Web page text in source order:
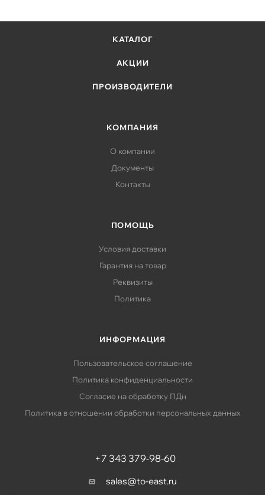
КАТАЛОГ
АКЦИИ
ПРОИЗВОДИТЕЛИ
КОМПАНИЯ
О компании
Документы
Контакты
ПОМОЩЬ
Условия доставки
Гарантия на товар
Реквизиты
Политика
ИНФОРМАЦИЯ
Пользовательское соглашение
Политика конфиденциальности
Согласие на обработку ПДн
Политика в отношении обработки персональных данных
+7 343 379-98-60
sales@to-east.ru